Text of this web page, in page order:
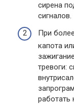
сирена
сигналов.
При
капота
тревоги:
работать